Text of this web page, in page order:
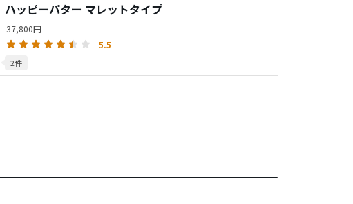
ハッピーパター マレットタイプ
37,800円
5.5
2件